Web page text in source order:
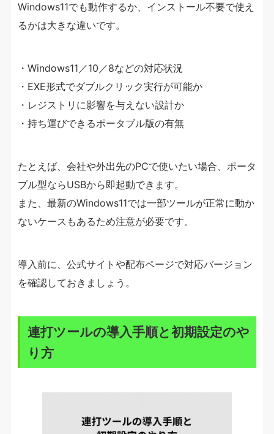
Windows11でも動作するか、インストール不要で使え
るかは大きな違いです。
・Windows11／10／8などの対応状況
・EXE形式でダブルクリック実行が可能か
・レジストリに影響を与えない設計か
・持ち運びできるポータブル版の有無
たとえば、会社や外出先のPCで使いたい場合、ポータ
ブル型ならUSBから即起動できます。
また、最新のWindows11では一部ツールが正常に動か
ないケースもあるため注意が必要です。
導入前に、公式サイトや配布ページで対応バージョン
を確認しておきましょう。
連打ツールの導入手順と初期設定のや
り方